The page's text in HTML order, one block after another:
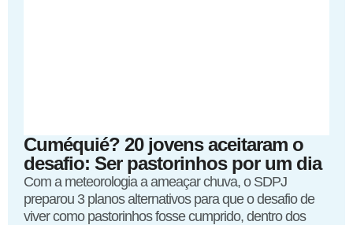
Cuméquié? 20 jovens aceitaram o
desafio: Ser pastorinhos por um dia
Com a meteorologia a ameaçar chuva, o SDPJ
preparou 3 planos alternativos para que o desafio de
viver como pastorinhos fosse cumprido, dentro dos